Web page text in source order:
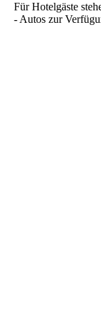
Für Hotelgäste
- Autos zur